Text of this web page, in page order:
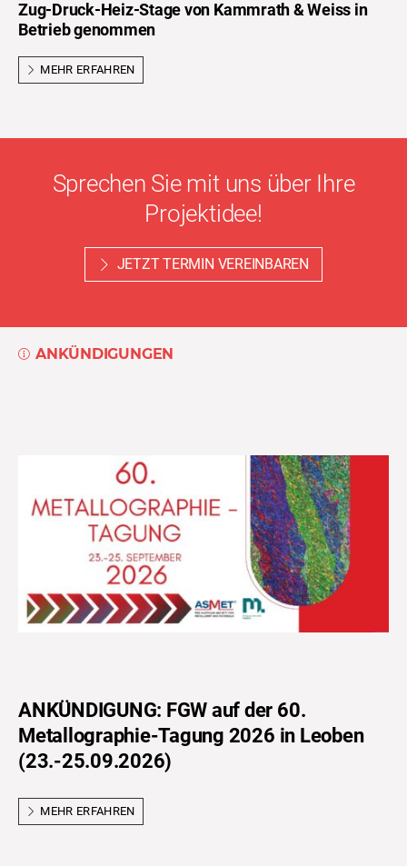
Zug-Druck-Heiz-Stage von Kammrath & Weiss in
Betrieb genommen
MEHR ERFAHREN
Sprechen Sie mit uns über Ihre
Projektidee!
JETZT TERMIN VEREINBAREN
ANKÜNDIGUNGEN
ANKÜNDIGUNG: FGW auf der 60.
Metallographie-Tagung 2026 in Leoben
(23.-25.09.2026)
MEHR ERFAHREN